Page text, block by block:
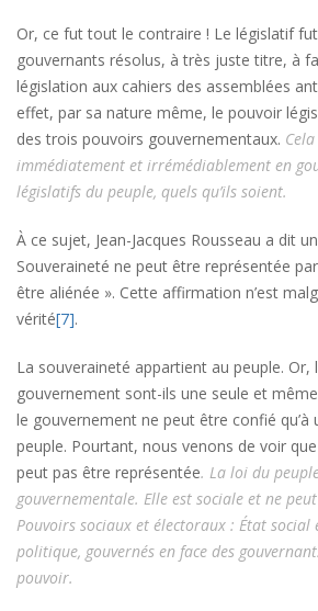
Or, ce fut tout le contraire ! Le législatif
gouvernants résolus, à très juste titre, à
législation aux cahiers des assemblées
effet, par sa nature même, le pouvoir
des trois pouvoirs gouvernementaux.
immédiatement et irrémédiablement en
législatifs du peuple, quels qu’ils soient.
À ce sujet, Jean-Jacques Rousseau a dit
Souveraineté ne peut être représentée
être aliénée ». Cette affirmation n’est
vérité[7].
La souveraineté appartient au peuple. Or,
gouvernement sont-ils une seule et
le gouvernement ne peut être confié qu’à
peuple. Pourtant, nous venons de voir
peut pas être représentée. La loi du
gouvernementale. Elle est sociale et ne
Pouvoirs sociaux et électoraux : État social
politique, gouvernés en face des
pouvoir.